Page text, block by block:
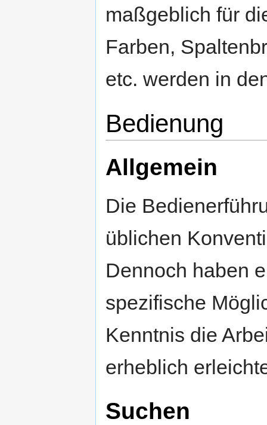
maßgeblich für
Farben,
etc. werden in
Bedienung
Allgemein
Die
üblichen
Dennoch haben
spezifische
Kenntnis die
erheblich
Suchen